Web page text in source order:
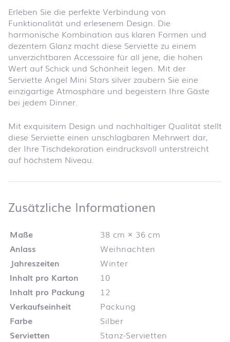
Erleben Sie die perfekte Verbindung von
Funktionalität und erlesenem Design. Die
harmonische Kombination aus klaren Formen und
dezentem Glanz macht diese Serviette zu einem
unverzichtbaren Accessoire für all jene, die hohen
Wert auf Schick und Schönheit legen. Mit der
Serviette Angel Mini Stars silver zaubern Sie eine
einzigartige Atmosphäre und begeistern Ihre Gäste
bei jedem Dinner.
Mit exquisitem Design und nachhaltiger Qualität stellt
diese Serviette einen unschlagbaren Mehrwert dar,
der Ihre Tischdekoration eindrucksvoll unterstreicht
auf höchstem Niveau.
Zusätzliche Informationen
Maße
38 cm × 36 cm
Anlass
Weihnachten
Jahreszeiten
Winter
Inhalt pro Karton
10
Inhalt pro Packung
12
Verkaufseinheit
Packung
Farbe
Silber
Servietten
Stanz-Servietten